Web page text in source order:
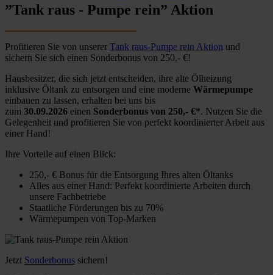
”Tank raus - Pumpe rein” Aktion
Profitieren Sie von unserer Tank raus-Pumpe rein Aktion und
sichern Sie sich einen Sonderbonus von 250,- €!
Hausbesitzer, die sich jetzt entscheiden, ihre alte Ölheizung
inklusive Öltank zu entsorgen und eine moderne Wärmepumpe
einbauen zu lassen, erhalten bei uns bis
zum 30.09.2026 einen Sonderbonus von 250,- €*. Nutzen Sie die
Gelegenheit und profitieren Sie von perfekt koordinierter Arbeit aus
einer Hand!
Ihre Vorteile auf einen Blick:
250,- € Bonus für die Entsorgung Ihres alten Öltanks
Alles aus einer Hand: Perfekt koordinierte Arbeiten durch
unsere Fachbetriebe
Staatliche Förderungen bis zu 70%
Wärmepumpen von Top-Marken
Jetzt Sonderbonus sichern!